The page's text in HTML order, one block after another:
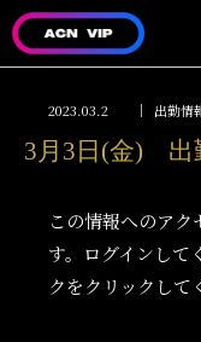
2023.03.2 出勤情
3月3日(金) 出
この情報へのアク
す。ログインして
クをクリックして